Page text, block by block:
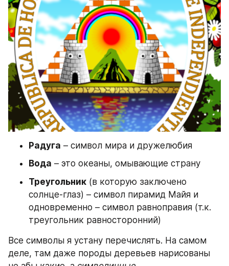
Радуга – символ мира и дружелюбия
Вода – это океаны, омывающие страну
Треугольник (в которую заключено
солнце-глаз) – символ пирамид Майя и
одновременно – символ равноправия (т.к.
треугольник равносторонний)
Все символы я устану перечислять. На самом
деле, там даже породы деревьев нарисованы